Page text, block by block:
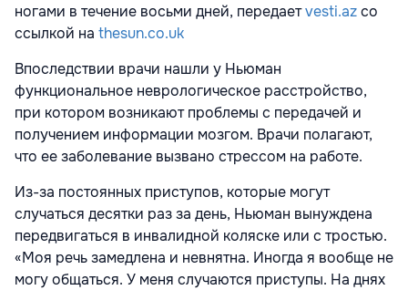
ногами в течение восьми дней, передаетvesti.azсо
ссылкой на thesun.co.uk
Впоследствии врачи нашли у Ньюман
функциональное неврологическое расстройство,
при котором возникают проблемы с передачей и
получением информации мозгом. Врачи полагают,
что ее заболевание вызвано стрессом на работе.
Из-за постоянных приступов, которые могут
случаться десятки раз за день, Ньюман вынуждена
передвигаться в инвалидной коляске или с тростью.
«Моя речь замедлена и невнятна. Иногда я вообще не
могу общаться. У меня случаются приступы. На днях